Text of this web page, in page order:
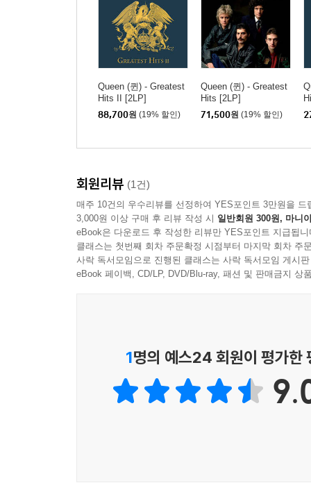
Queen (퀸) - Greatest
Hits II [2LP]
88,700원 (19% 할인)
Queen (퀸) - Greatest
Hits [2LP]
71,500원 (19% 할인)
회원리뷰 (1건)
매주 10건의 우수리뷰를 선정하여 YES포인트 3만원을 드
3,000원 이상 구매 후 리뷰 작성 시 일반회원 300원, 마니
eBook은 다운로드 후 작성한 리뷰만 YES포인트 지급됩니
클래스는 첫번째 회차 주문확정 시점부터 마지막 회차 주
사락 독서모임으로 진행된 클래스는 사락 독서모임 게시
eBook 페이백, CD/LP, DVD/Blu-ray, 패션 및 판매금지 상
1명의 예스24 회원이 평가한